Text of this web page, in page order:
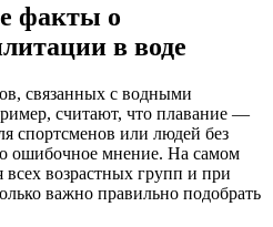
факты о
в воде
связанных с водными
считают, что плавание —
спортсменов или людей без
ошибочное мнение. На самом
всех возрастных групп и при
важно правильно подобрать